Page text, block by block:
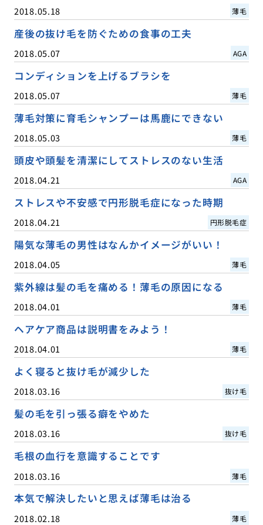
2018.05.18 薄毛
産後の抜け毛を防ぐための食事の工夫
2018.05.07 AGA
コンディションを上げるブラシを
2018.05.07 薄毛
薄毛対策に育毛シャンプーは馬鹿にできない
2018.05.03 薄毛
頭皮や頭髪を清潔にしてストレスのない生活
2018.04.21 AGA
ストレスや不安感で円形脱毛症になった時期
2018.04.21 円形脱毛症
陽気な薄毛の男性はなんかイメージがいい！
2018.04.05 薄毛
紫外線は髪の毛を痛める！薄毛の原因になる
2018.04.01 薄毛
ヘアケア商品は説明書をみよう！
2018.04.01 薄毛
よく寝ると抜け毛が減少した
2018.03.16 抜け毛
髪の毛を引っ張る癖をやめた
2018.03.16 抜け毛
毛根の血行を意識することです
2018.03.16 薄毛
本気で解決したいと思えば薄毛は治る
2018.02.18 薄毛